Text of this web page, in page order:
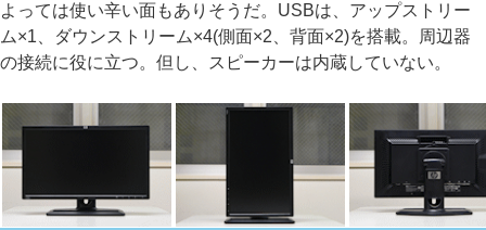
よっては使い辛い面もありそうだ。USBは、アップストリー
ム×1、ダウンストリーム×4(側面×2、背面×2)を搭載。周辺器
の接続に役に立つ。但し、スピーカーは内蔵していない。